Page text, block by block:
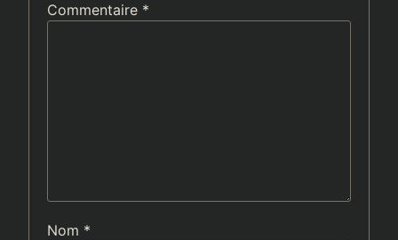
Commentaire *
Nom *